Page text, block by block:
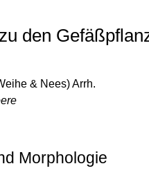
den
& Nees) Arrh.
Morphologie